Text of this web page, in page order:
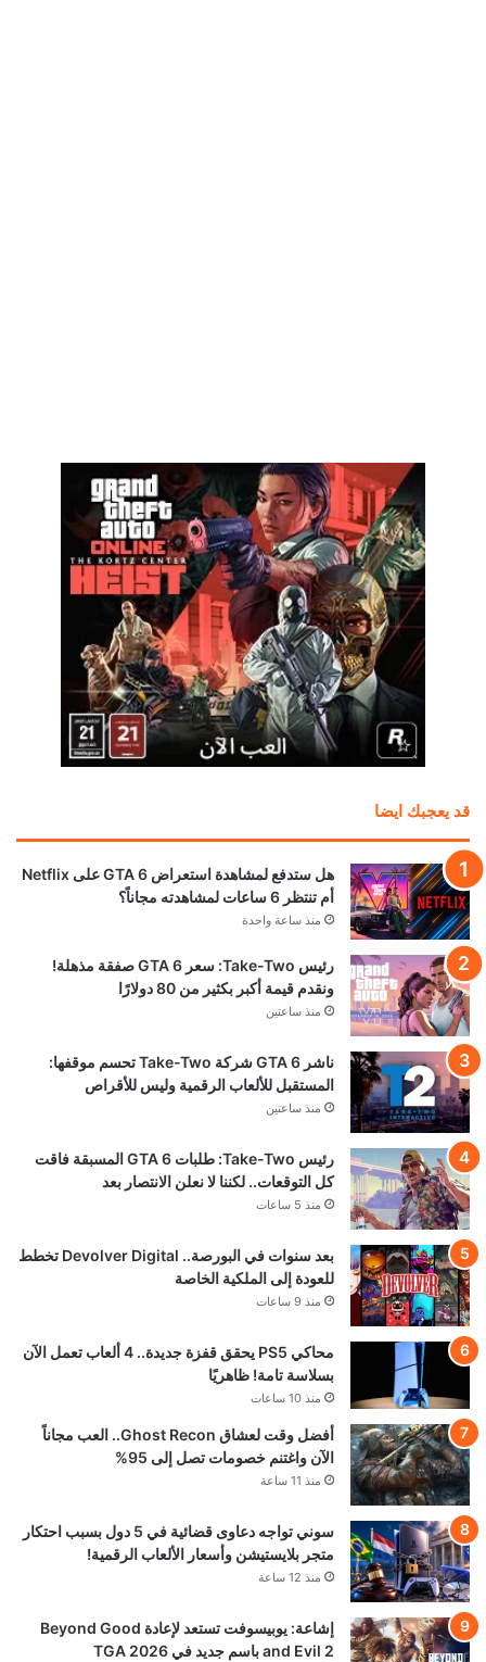
قد يعجبك ايضا
هل ستدفع لمشاهدة استعراض GTA 6 على Netflix
أم تنتظر 6 ساعات لمشاهدته مجاناً؟
منذ ساعة واحدة
رئيس Take-Two: سعر GTA 6 صفقة مذهلة!
ونقدم قيمة أكبر بكثير من 80 دولارًا
منذ ساعتين
ناشر GTA 6 شركة Take-Two تحسم موقفها:
المستقبل للألعاب الرقمية وليس للأقراص
منذ ساعتين
رئيس Take-Two: طلبات GTA 6 المسبقة فاقت
كل التوقعات.. لكننا لا نعلن الانتصار بعد
منذ 5 ساعات
بعد سنوات في البورصة.. Devolver Digital تخطط
للعودة إلى الملكية الخاصة
منذ 9 ساعات
محاكي PS5 يحقق قفزة جديدة.. 4 ألعاب تعمل الآن
بسلاسة تامة! ظاهريًا
منذ 10 ساعات
أفضل وقت لعشاق Ghost Recon.. العب مجاناً
الآن واغتنم خصومات تصل إلى 95%
منذ 11 ساعة
سوني تواجه دعاوى قضائية في 5 دول بسبب احتكار
متجر بلايستيشن وأسعار الألعاب الرقمية!
منذ 12 ساعة
إشاعة: يوبيسوفت تستعد لإعادة Beyond Good
and Evil 2 باسم جديد في TGA 2026